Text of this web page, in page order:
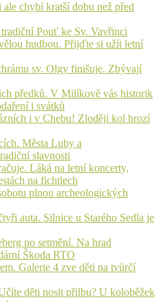
chybí kratší dobu než před
Pouť ke Sv. Vavřinci
hudbou. Přijďte si užít letní
sv. Olgy finišuje. Zbývají
předků. V Milíkově vás historik
i svátků
i v Chebu! Zloději kol hrozí
Města Luby a
slavnosti
Láká na letní koncerty,
na fichtlech
plnou archeologických
auta. Silnice u Starého Sedla je
po setmění. Na hrad
Škoda RTO
Galerie 4 zve děti na tvůrčí
děti nosit přilbu? U koloběžek